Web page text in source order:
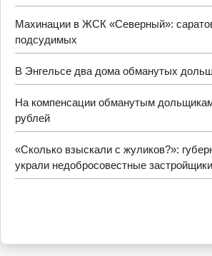
Махинации в ЖСК «Северный»:
подсудимых
В Энгельсе два дома обманутых
На компенсации обманутым
рублей
«Сколько взыскали с жуликов?»:
украли недобросовестные застройщики